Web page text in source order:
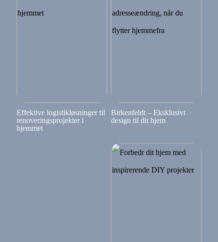
Effektive logistikløsninger til
renoveringsprojekter i
hjemmet
Birkenfeldt – Eksklusivt
design til dit hjem